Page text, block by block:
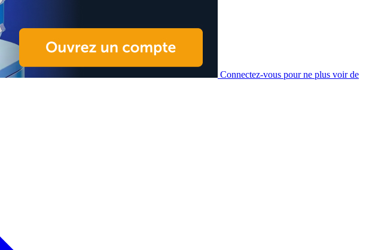
Connectez-vous pour ne plus voir de